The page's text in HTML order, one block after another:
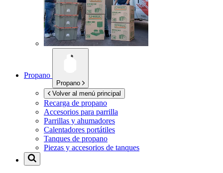
Propano
Propano
Volver al menú principal
Recarga de propano
Accesorios para parrilla
Parrillas y ahumadores
Calentadores portátiles
Tanques de propano
Piezas y accesorios de tanques